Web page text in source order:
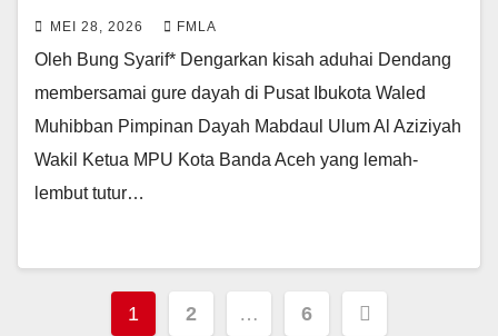
MEI 28, 2026 FMLA
Oleh Bung Syarif* Dengarkan kisah aduhai Dendang
membersamai gure dayah di Pusat Ibukota Waled
Muhibban Pimpinan Dayah Mabdaul Ulum Al Aziziyah
Wakil Ketua MPU Kota Banda Aceh yang lemah-
lembut tutur…
Paginasi
1 2 … 6